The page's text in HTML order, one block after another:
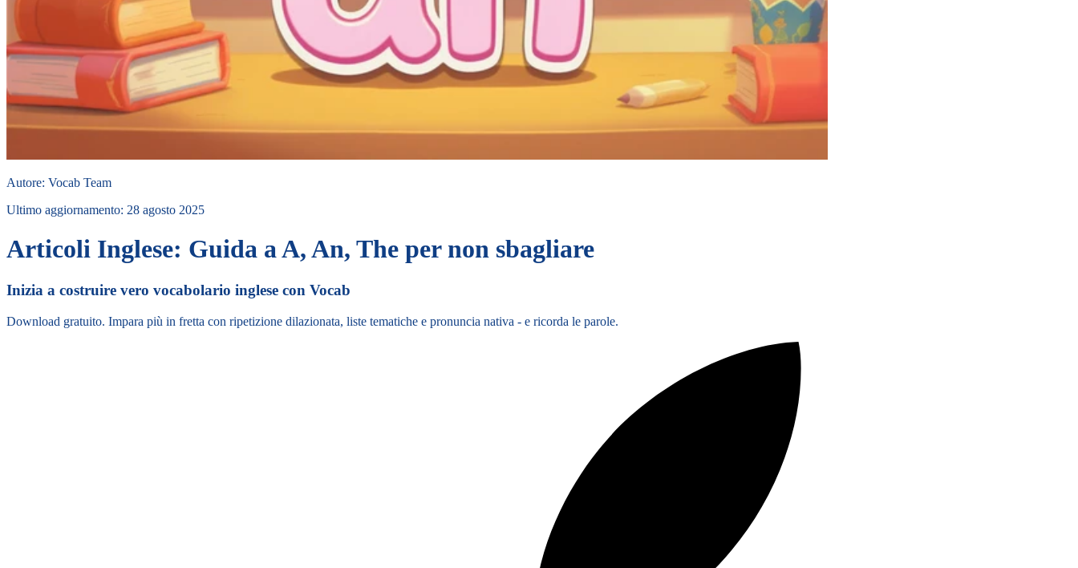
Autore: Vocab Team
Ultimo aggiornamento: 28 agosto 2025
Articoli Inglese: Guida a A, An, The per non sbagliare
Inizia a costruire vero vocabolario inglese con Vocab
Download gratuito. Impara più in fretta con ripetizione dilazionata, liste tematiche e pronuncia nativa - e ricorda le parole.